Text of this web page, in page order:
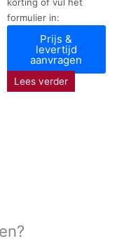
formulier in:
Prijs &
levertijd
aanvragen
Lees verder